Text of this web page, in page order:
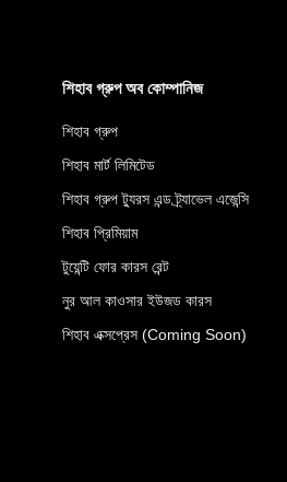
শিহাব গ্রুপ অব কোম্পানিজ
শিহাব গ্রুপ
শিহাব মার্ট লিমিটেড
শিহাব গ্রুপ ট্যুরস এন্ড ট্র্যাভেল এজেন্সি
শিহাব প্রিমিয়াম
টুয়েন্টি ফোর কারস রেন্ট
নুর আল কাওসার ইউজড কারস
শিহাব এক্সপ্রেস (Coming Soon)